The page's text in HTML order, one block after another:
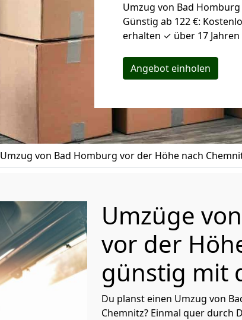
Umzug von Bad
Günstig ab 122 €:
erhalten ✓ über 17
Angebot einholen
Umzug von Bad Homburg vor der Höhe nach
Umzüge
vor der
günstig mit
Du planst einen Umzug von
Chemnitz? Einmal quer durch